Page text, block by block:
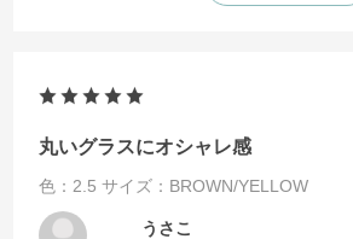
顔がよく見えないことかな（笑）
丸いグラスにオシャレ感
色：2.5 サイズ：BROWN/YELLOW
うさこ